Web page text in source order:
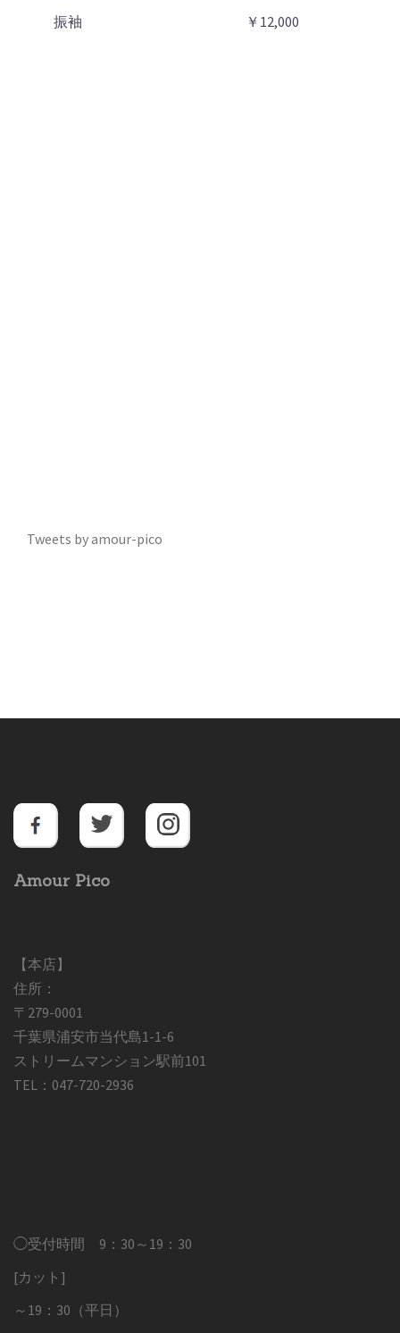
振袖
￥12,000
Tweets by amour-pico
Amour Pico
【本店】
住所：
〒279-0001
千葉県浦安市当代島1-1-6
ストリームマンション駅前101
TEL：047-720-2936
◯受付時間 9：30～19：30
[カット]
～19：30（平日）